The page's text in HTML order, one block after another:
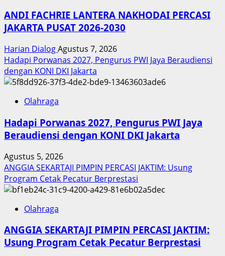
ANDI FACHRIE LANTERA NAKHODAI PERCASI
JAKARTA PUSAT 2026-2030
Harian DialogAgustus 7, 2026
Hadapi Porwanas 2027, Pengurus PWI Jaya Beraudiensi
dengan KONI DKI Jakarta
Olahraga
Hadapi Porwanas 2027, Pengurus PWI Jaya
Beraudiensi dengan KONI DKI Jakarta
Agustus 5, 2026
ANGGIA SEKARTAJI PIMPIN PERCASI JAKTIM: Usung
Program Cetak Pecatur Berprestasi
Olahraga
ANGGIA SEKARTAJI PIMPIN PERCASI JAKTIM:
Usung Program Cetak Pecatur Berprestasi